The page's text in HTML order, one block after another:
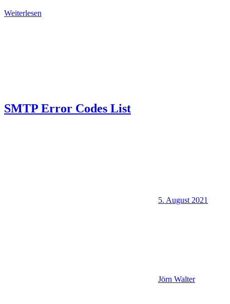
Weiterlesen
SMTP Error Codes List
5. August 2021
Jörn Walter